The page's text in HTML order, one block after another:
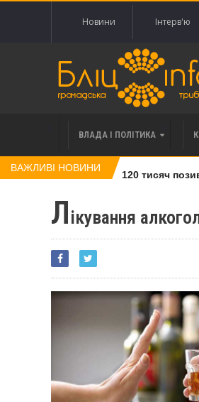
Новини Інтерв'ю
ВЛАДА І ПОЛІТИКА
ВАЖЛИВІ НОВИНИ
права вимоги за 120 тисяч
Лікування